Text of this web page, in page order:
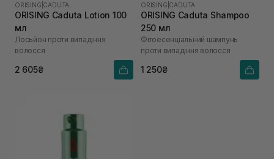
ORISING CADUTA
ORISING Caduta Lotion 100
мл
Лосьйон проти випадіння
волосся
2 605₴
ORISING CADUTA
ORISING Caduta Shampoo
250 мл
Фітоесенціальний шампунь
проти випадіння волосся
1 250₴